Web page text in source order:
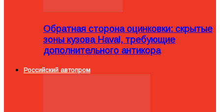
Обратная сторона оцинковки: скрытые
зоны кузова Haval, требующие
дополнительного антикора
Российский автопром